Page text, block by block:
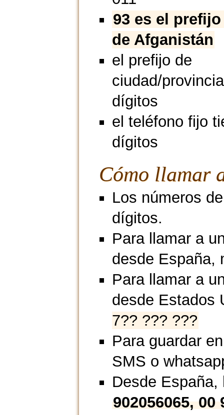
93 es el
de Afganistán
el prefijo de
ciudad/
dígitos
el teléfono fijo
dígitos
Cómo llamar
Los números
dígitos.
Para llamar a
desde España,
Para llamar a
desde Estados
7?? ??? ???
Para guardar
SMS o
Desde
902056065,